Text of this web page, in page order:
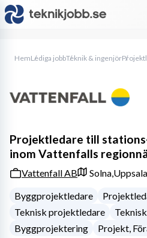
HemLediga jobbTeknik & ingenjör
Projektledare till
inom Vattenfalls
Vattenfall AB Solna,
Byggprojektledare
Teknisk projektledare
Byggprojektering
Projekt,